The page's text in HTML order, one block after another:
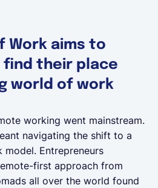
Work aims to
find their place
world of work
working went mainstream.
navigating the shift to a
Entrepreneurs
first approach from
all over the world found